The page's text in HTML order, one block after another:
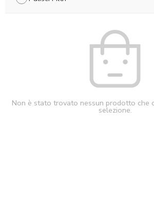
Non è stato trovato nessun prodotto che
selezione.